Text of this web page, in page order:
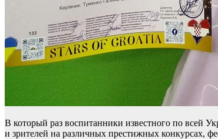
В который раз воспитанники известного по всей
и зрителей на различных престижных конкурсах,